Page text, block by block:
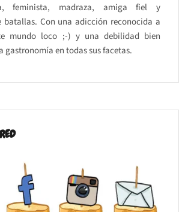
feminista, madraza, amiga fiel y
batallas. Con una adicción reconocida a
mundo loco ;-) y una debilidad bien
gastronomía en todas sus facetas.